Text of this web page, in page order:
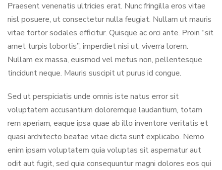
Praesent venenatis ultricies erat. Nunc fringilla eros vitae
nisl posuere, ut consectetur nulla feugiat. Nullam ut mauris
vitae tortor sodales efficitur. Quisque ac orci ante. Proin “sit
amet turpis lobortis”, imperdiet nisi ut, viverra lorem.
Nullam ex massa, euismod vel metus non, pellentesque
tincidunt neque. Mauris suscipit ut purus id congue.
Sed ut perspiciatis unde omnis iste natus error sit
voluptatem accusantium doloremque laudantium, totam
rem aperiam, eaque ipsa quae ab illo inventore veritatis et
quasi architecto beatae vitae dicta sunt explicabo. Nemo
enim ipsam voluptatem quia voluptas sit aspernatur aut
odit aut fugit, sed quia consequuntur magni dolores eos qui